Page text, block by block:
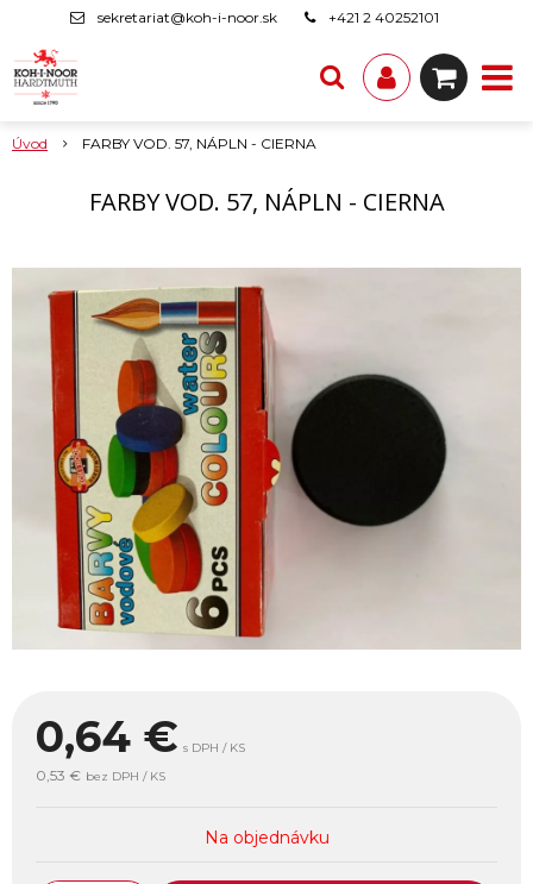
sekretariat@koh-i-noor.sk +421 2 40252101
Úvod FARBY VOD. 57, NÁPLN - CIERNA
FARBY VOD. 57, NÁPLN - CIERNA
0,64 € s DPH / KS
0,53 € bez DPH / KS
Na objednávku